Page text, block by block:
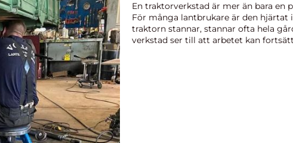
En traktorverkstad är mer än bara en
För många lantbrukare är den hjärtat
traktorn stannar, stannar ofta hela
verkstad ser till att arbetet kan